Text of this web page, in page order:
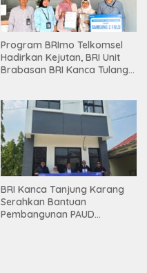
Program BRImo Telkomsel
Hadirkan Kejutan, BRI Unit
Brabasan BRI Kanca Tulang
Mesuji
BRI Kanca Tanjung Karang
Serahkan Bantuan
Pembangunan PAUD